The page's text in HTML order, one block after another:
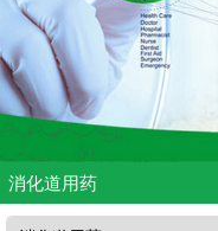
消化道用药